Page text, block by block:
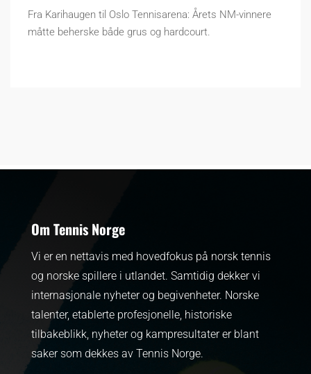
Fra Karihaugen til Oslo Tennisarena: Årets NM-vinnere
måtte beherske både grus og hardcourt.
Om Tennis Norge
Vi er en nettavis med hovedfokus på norsk tennis
og norske spillere i utlandet. Samtidig dekker vi
internasjonale nyheter og begivenheter. Norske
talenter, etablerte profesjonelle, historiske
tilbakeblikk, nyheter og kampresultater er blant
saker som dekkes av Tennis Norge.